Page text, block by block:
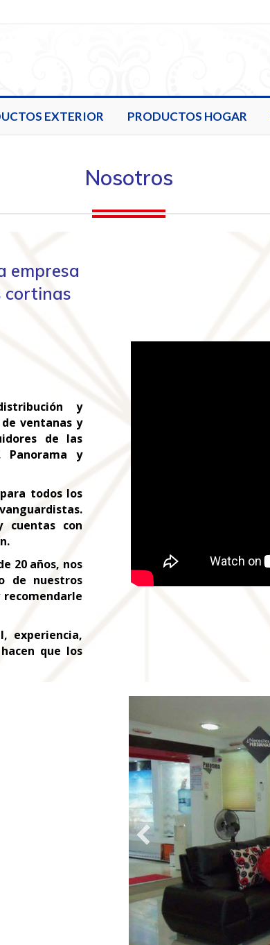
EXTERIOR PRODUCTOS HOGAR
Nosotros
empresa
cortinas
y
ventanas y
de las
Panorama y
todos los
cuentas con
20 años, nos
de nuestros
experiencia,
que los